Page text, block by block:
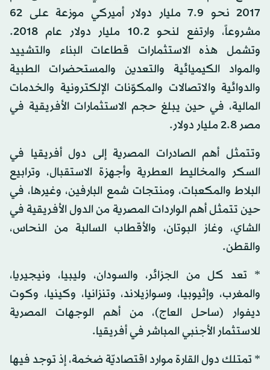
2017 نحو 7.9 مليار دولار أميركي موزعة على 62
مشروعاً، وارتفع لنحو 10.2 مليار دولار عام 2018.
وتشمل هذه الاستثمارات قطاعات البناء والتشييد
والمواد الكيميائية والتعدين والمستحضرات الطبية
والدوائية والاتصالات والمكوّنات الإلكترونية والخدمات
المالية، في حين يبلغ حجم الاستثمارات الأفريقية في
مصر 2.8 مليار دولار.
وتتمثل أهم الصادرات المصرية إلى دول أفريقيا في
السكر والمخاليط العطرية وأجهزة الاستقبال، وترابيع
البلاط والمكعبات، ومنتجات شمع البارفين، وغيرها، في
حين تتمثل أهم الواردات المصرية من الدول الأفريقية في
الشاي، وغاز البوتان، والأقطاب السالبة من النحاس،
والقطن.
* تعد كل من الجزائر، والسودان، وليبيا، ونيجيريا،
والمغرب، وإثيوبيا، وسوازيلاند، وتنزانيا، وكينيا، وكوت
ديفوار (ساحل العاج)، من أهم الوجهات المصرية
للاستثمار الأجنبي المباشر في أفريقيا.
* تمتلك دول القارة موارد اقتصاديّة ضخمة، إذ توجد فيها